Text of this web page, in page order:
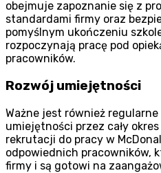
obejmuje zapoznanie się z
standardami firmy oraz
pomyślnym ukończeniu
rozpoczynają pracę pod
pracowników.
Rozwój umiejętności
Ważne jest również
umiejętności przez cały
rekrutacji do pracy w
odpowiednich pracowników,
firmy i są gotowi na